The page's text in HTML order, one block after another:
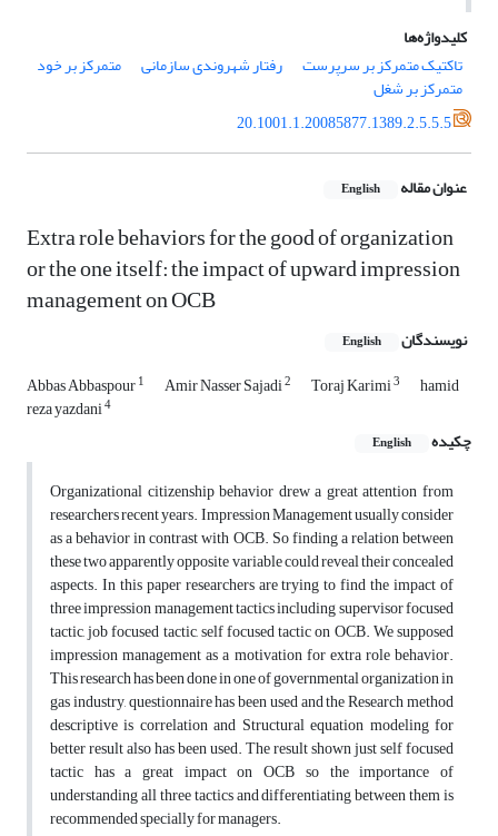
کلیدواژه‌ها
تاکتیک متمرکز بر سرپرست
رفتار شهروندی سازمانی متمرکز بر خود
متمرکز بر شغل
20.1001.1.20085877.1389.2.5.5.5
عنوان مقاله English
Extra role behaviors for the good of organization
or the one itself: the impact of upward impression
management on OCB
نویسندگان English
Abbas Abbaspour1 Amir Nasser Sajadi2 Toraj Karimi3 hamid
reza yazdani4
چکیده English
Organizational citizenship behavior drew a great attention from
researchers recent years. Impression Management usually consider
as a behavior in contrast with OCB. So finding a relation between
these two apparently opposite variable could reveal their concealed
aspects. In this paper researchers are trying to find the impact of
three impression management tactics including supervisor focused
tactic, job focused tactic, self focused tactic on OCB. We supposed
impression management as a motivation for extra role behavior.
This research has been done in one of governmental organization in
gas industry, questionnaire has been used and the Research method
descriptive is correlation and Structural equation modeling for
better result also has been used. The result shown just self focused
tactic has a great impact on OCB so the importance of
understanding all three tactics and differentiating between them is
recommended specially for managers.